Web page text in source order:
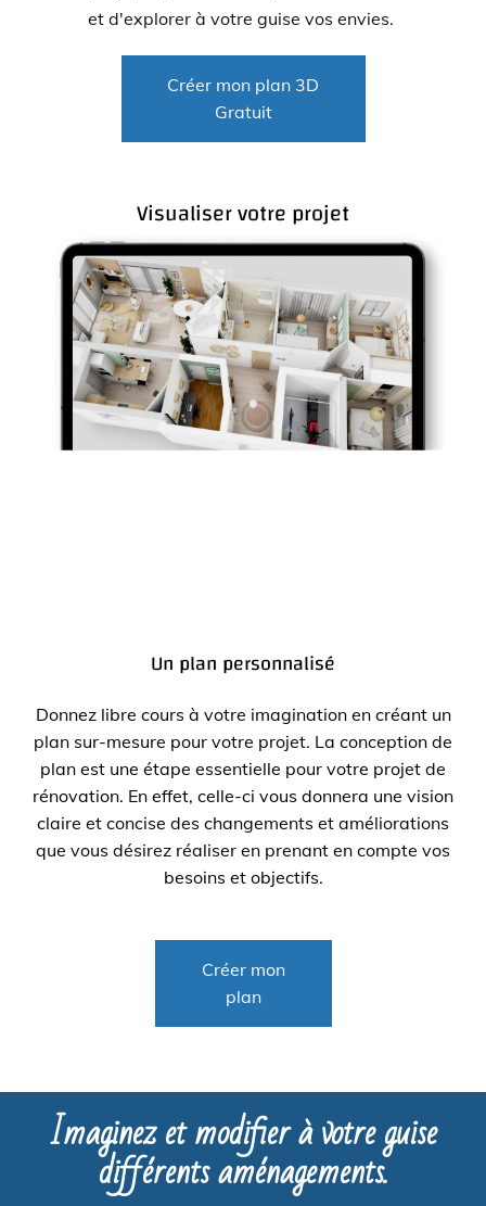
et d'explorer à votre guise vos envies.
Créer mon plan 3D
Gratuit
Visualiser votre projet
Un plan personnalisé
Donnez libre cours à votre imagination en créant un
plan sur-mesure pour votre projet. La conception de
plan est une étape essentielle pour votre projet de
rénovation. En effet, celle-ci vous donnera une vision
claire et concise des changements et améliorations
que vous désirez réaliser en prenant en compte vos
besoins et objectifs.
Créer mon
plan
Imaginez et modifier à votre guise
différents aménagements.